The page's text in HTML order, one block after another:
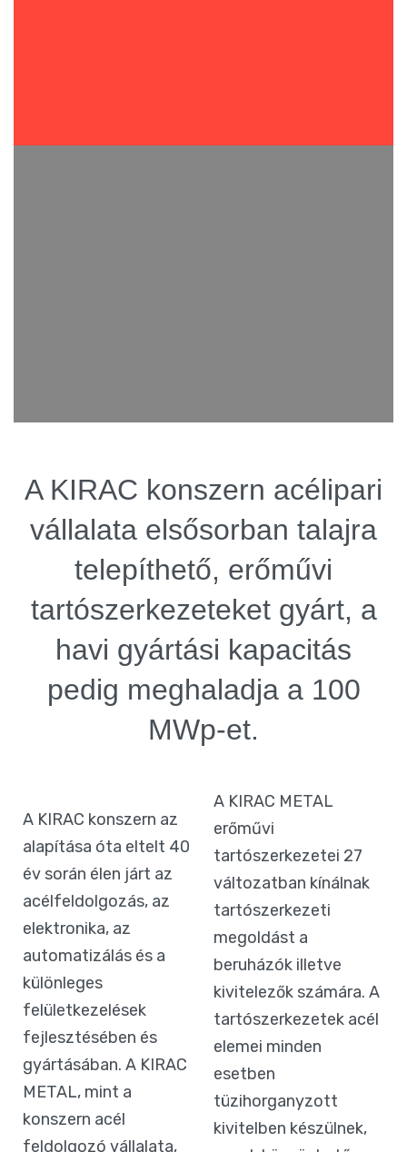
A KIRAC konszern acélipari
vállalata elsősorban talajra
telepíthető, erőművi
tartószerkezeteket gyárt, a
havi gyártási kapacitás
pedig meghaladja a 100
MWp-et.
A KIRAC konszern az
alapítása óta eltelt 40
év során élen járt az
acélfeldolgozás, az
elektronika, az
automatizálás és a
különleges
felületkezelések
fejlesztésében és
gyártásában. A KIRAC
METAL, mint a
konszern acél
feldolgozó vállalata,
A KIRAC METAL
erőművi
tartószerkezetei 27
változatban kínálnak
tartószerkezeti
megoldást a
beruházók illetve
kivitelezők számára. A
tartószerkezetek acél
elemei minden
esetben
tüzihorganyzott
kivitelben készülnek,